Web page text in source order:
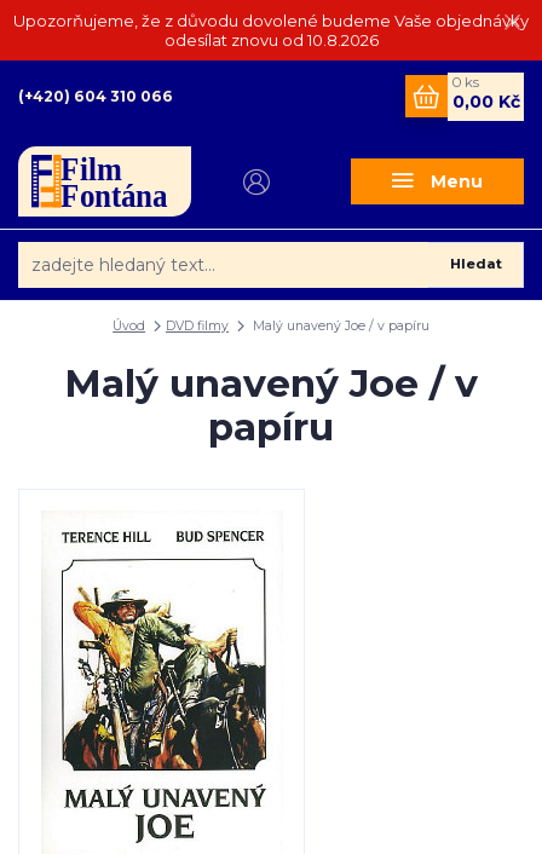
Upozorňujeme, že z důvodu dovolené budeme Vaše objednávky
odesílat znovu od 10.8.2026
Menu
Hledat
(+420) 604 310 066
0 ks
0,00 Kč
Úvod DVD filmy Malý unavený Joe / v papíru
Malý unavený Joe / v
papíru